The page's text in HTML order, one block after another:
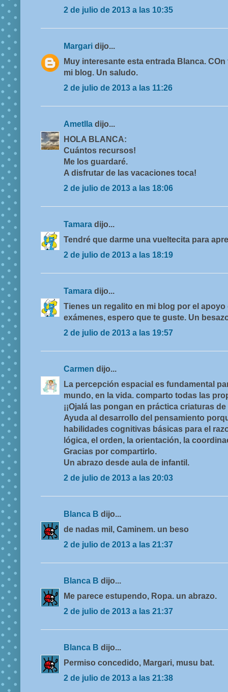
2 de julio de 2013 a las 10:35
Margari dijo...
Muy interesante esta entrada Blanca.
mi blog. Un saludo.
2 de julio de 2013 a las 11:26
Ametlla dijo...
HOLA BLANCA:
Cuántos recursos!
Me los guardaré.
A disfrutar de las vacaciones toca!
2 de julio de 2013 a las 18:06
Tamara dijo...
Tendré que darme una vueltecita para
2 de julio de 2013 a las 18:19
Tamara dijo...
Tienes un regalito en mi blog por el
exámenes, espero que te guste. Un
2 de julio de 2013 a las 19:57
Carmen dijo...
La percepción espacial es fundamental
mundo, en la vida. comparto todas las
¡¡Ojalá las pongan en práctica criaturas
Ayuda al desarrollo del pensamiento
habilidades cognitivas básicas para el
lógica, el orden, la orientación, la
Gracias por compartirlo.
Un abrazo desde aula de infantil.
2 de julio de 2013 a las 20:03
Blanca B dijo...
de nadas mil, Caminem. un beso
2 de julio de 2013 a las 21:37
Blanca B dijo...
Me parece estupendo, Ropa. un abrazo.
2 de julio de 2013 a las 21:37
Blanca B dijo...
Permiso concedido, Margari, musu bat.
2 de julio de 2013 a las 21:38